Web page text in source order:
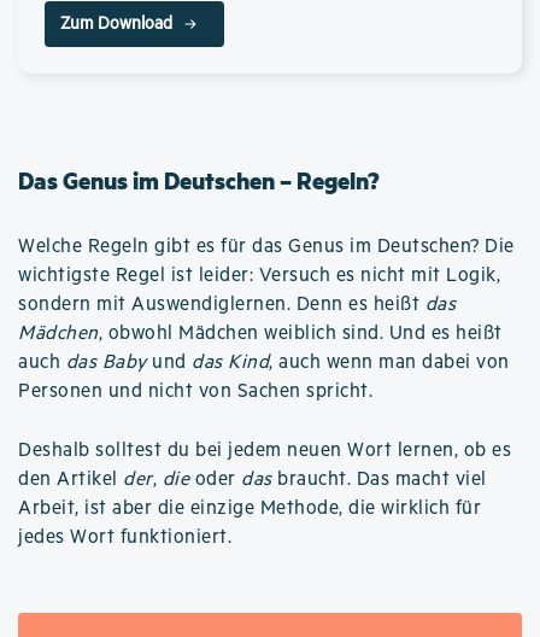
Zum Download
Das Genus im Deutschen – Regeln?
Welche Regeln gibt es für das Genus im Deutschen? Die
wichtigste Regel ist leider: Versuch es nicht mit Logik,
sondern mit Auswendiglernen. Denn es heißt das
Mädchen, obwohl Mädchen weiblich sind. Und es heißt
auch das Babyund das Kind, auch wenn man dabei von
Personen und nicht von Sachen spricht.
Deshalb solltest du bei jedem neuen Wort lernen, ob es
den Artikel der, dieoder dasbraucht. Das macht viel
Arbeit, ist aber die einzige Methode, die wirklich für
jedes Wort funktioniert.